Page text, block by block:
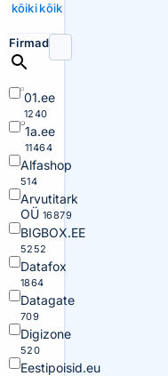
kõikikõik
Firmad
01.ee
1240
1a.ee
11464
Alfashop
514
Arvutitark
OÜ 16879
BIGBOX.EE
5252
Datafox
1864
Datagate
709
Digizone
520
Eestipoisid.eu